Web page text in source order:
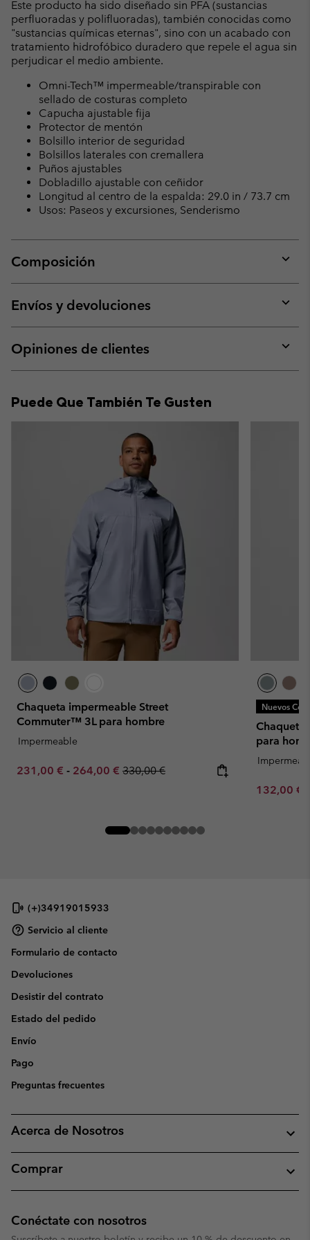
Este producto ha sido diseñado sin PFA (sustancias
perfluoradas y polifluoradas), también conocidas como
"sustancias químicas eternas", sino con un acabado con
tratamiento hidrofóbico duradero que repele el agua sin
perjudicar el medio ambiente.
Omni-Tech™ impermeable/transpirable con
sellado de costuras completo
Capucha ajustable fija
Protector de mentón
Bolsillo interior de seguridad
Bolsillos laterales con cremallera
Puños ajustables
Dobladillo ajustable con ceñidor
Longitud al centro de la espalda: 29.0 in / 73.7 cm
Usos: Paseos y excursiones, Senderismo
Composición
or
Envíos y devoluciones
or
Opiniones de clientes
or
Puede Que También Te Gusten
Chaqueta impermeable Street
Commuter™ 3L para hombre
Impermeable
Minimum sale price:
231,00 € - Maximum sale price:
264,00 € Regular price:
330,00 €
Nuevos
Chaqueta
para
Minimum
132,00 €
(+)34919015933
Servicio al cliente
Formulario de contacto
Devoluciones
Desistir del contrato
Estado del pedido
Envío
Pago
Preguntas frecuentes
Acerca de Nosotros
Comprar
Conéctate con nosotros